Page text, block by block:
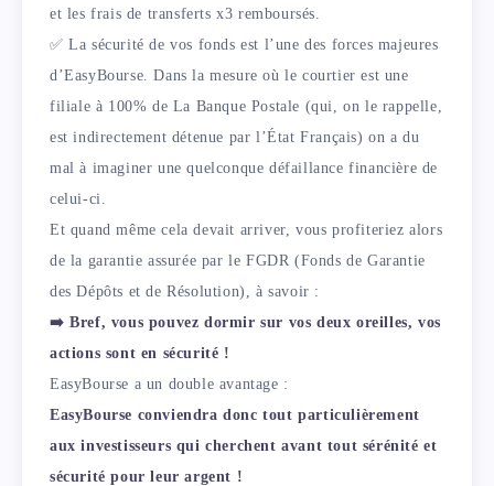
et les frais de transferts x3 remboursés.
✅ La sécurité de vos fonds est l’une des forces majeures
d’EasyBourse. Dans la mesure où le courtier est une
filiale à 100% de La Banque Postale (qui, on le rappelle,
est indirectement détenue par l’État Français) on a du
mal à imaginer une quelconque défaillance financière de
celui-ci.
Et quand même cela devait arriver, vous profiteriez alors
de la garantie assurée par le FGDR (Fonds de Garantie
des Dépôts et de Résolution), à savoir :
➡️ Bref, vous pouvez dormir sur vos deux oreilles, vos
actions sont en sécurité !
EasyBourse a un double avantage :
EasyBourse conviendra donc tout particulièrement
aux investisseurs qui cherchent avant tout sérénité et
sécurité pour leur argent !